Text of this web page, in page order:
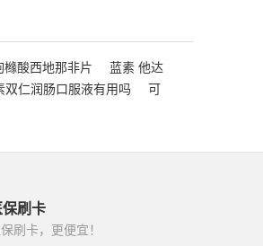
橼酸西地那非片
蓝素 他达
双仁润肠口服液有用吗
可
刷卡
刷卡，更便宜！